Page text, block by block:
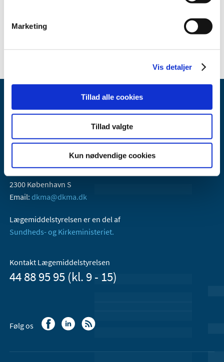
Marketing
Vis detaljer
Tillad alle cookies
Tillad valgte
Kun nødvendige cookies
Lægemiddelstyrelsen
2300 København S
Email: dkma@dkma.dk
Lægemiddelstyrelsen er en del af
Sundheds- og Kirkeministeriet.
Kontakt Lægemiddelstyrelsen
44 88 95 95 (kl. 9 - 15)
Følg os